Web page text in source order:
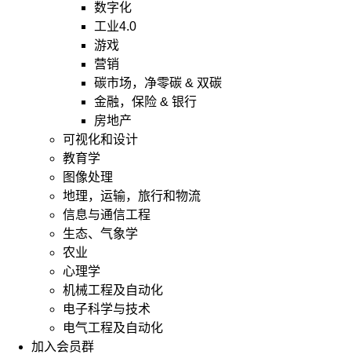
数字化
工业4.0
游戏
营销
碳市场，净零碳 & 双碳
金融，保险 & 银行
房地产
可视化和设计
教育学
图像处理
地理，运输，旅行和物流
信息与通信工程
生态、气象学
农业
心理学
机械工程及自动化
电子科学与技术
电气工程及自动化
加入会员群